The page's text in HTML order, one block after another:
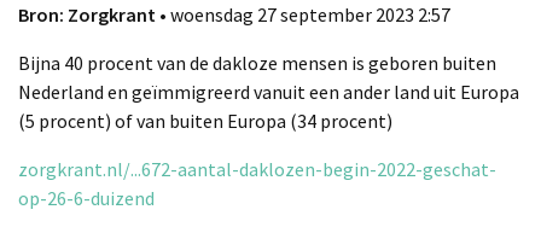
Bron: Zorgkrant • woensdag 27 september 2023 2:57
Bijna 40 procent van de dakloze mensen is geboren buiten
Nederland en geïmmigreerd vanuit een ander land uit Europa
(5 procent) of van buiten Europa (34 procent)
zorgkrant.nl/...672-aantal-daklozen-begin-2022-geschat-
op-26-6-duizend